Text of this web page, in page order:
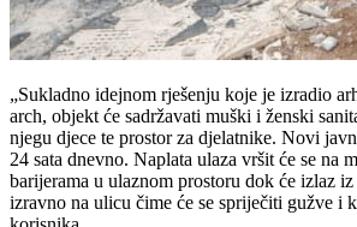
„Sukladno idejnom rješenju koje je izradio
arch, objekt će sadržavati muški i ženski
njegu djece te prostor za djelatnike. Novi
24 sata dnevno. Naplata ulaza vršit će se na
barijerama u ulaznom prostoru dok će izlaz
izravno na ulicu čime će se spriječiti gužve i